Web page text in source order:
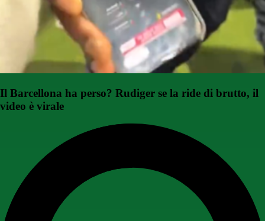
Il Barcellona ha perso? Rudiger se la ride di brutto, il
video è virale